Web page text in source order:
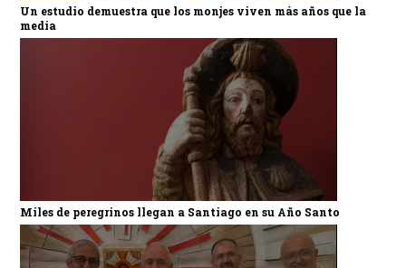
Un estudio demuestra que los monjes viven más años que la
media
Miles de peregrinos llegan a Santiago en su Año Santo